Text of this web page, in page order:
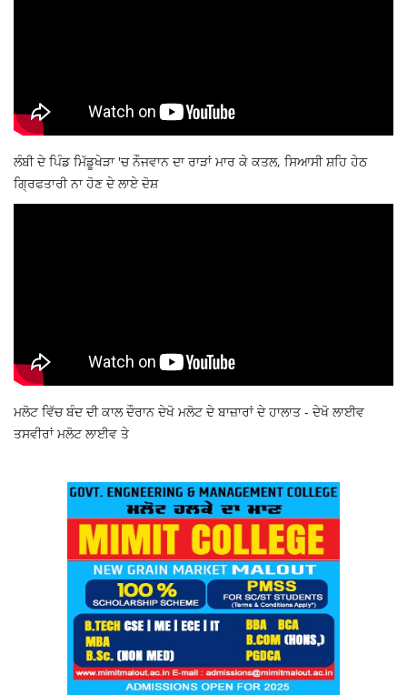
ਲੰਬੀ ਦੇ ਪਿੰਡ ਮਿੱਡੂਖੇੜਾ 'ਚ ਨੌਜਵਾਨ ਦਾ ਰਾੜਾਂ ਮਾਰ ਕੇ ਕਤਲ, ਸਿਆਸੀ ਸ਼ਹਿ ਹੇਠ
ਗ੍ਰਿਫਤਾਰੀ ਨਾ ਹੋਣ ਦੇ ਲਾਏ ਦੋਸ਼
ਮਲੋਟ ਵਿੱਚ ਬੰਦ ਦੀ ਕਾਲ ਦੌਰਾਨ ਦੇਖੋ ਮਲੋਟ ਦੇ ਬਾਜ਼ਾਰਾਂ ਦੇ ਹਾਲਾਤ - ਦੇਖੋ ਲਾਈਵ
ਤਸਵੀਰਾਂ ਮਲੋਟ ਲਾਈਵ ਤੇ